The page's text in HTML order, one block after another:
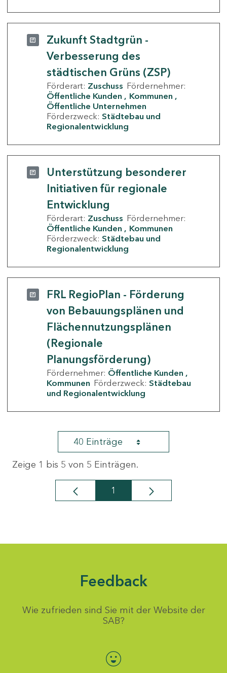
Zukunft Stadtgrün -
Verbesserung des
städtischen Grüns (ZSP)
Förderart: Zuschuss Fördernehmer:
Öffentliche Kunden
Kommunen
Öffentliche Unternehmen
Förderzweck: Städtebau und
Regionalentwicklung
Unterstützung besonderer
Initiativen für regionale
Entwicklung
Förderart: Zuschuss Fördernehmer:
Öffentliche Kunden
Kommunen
Förderzweck: Städtebau und
Regionalentwicklung
FRL RegioPlan - Förderung
von Bebauungsplänen und
Flächennutzungsplänen
(Regionale
Planungsförderung)
Fördernehmer: Öffentliche Kunden
Kommunen Förderzweck: Städtebau
und Regionalentwicklung
40 Einträge
Zeige 1 bis 5 von 5 Einträgen.
Seite
1
Feedback
Wie zufrieden sind Sie mit der Website der
SAB?
Bewertung auswählen